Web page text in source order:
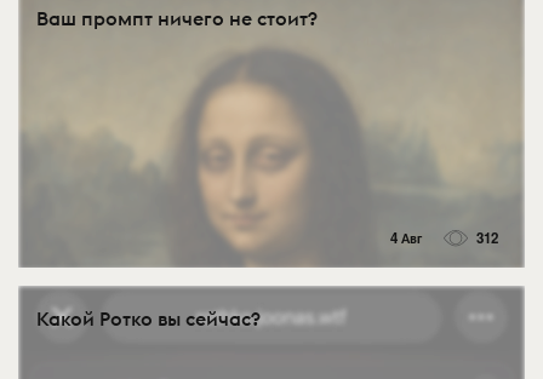
Ваш промпт ничего не стоит?
4 Авг 312
Какой Ротко вы сейчас?